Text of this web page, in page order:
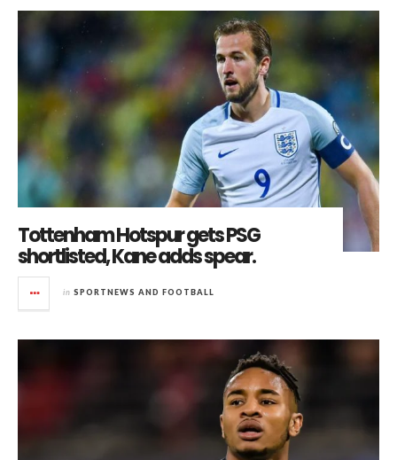
Tottenham Hotspur gets PSG
shortlisted, Kane adds spear.
in SPORTNEWS AND FOOTBALL